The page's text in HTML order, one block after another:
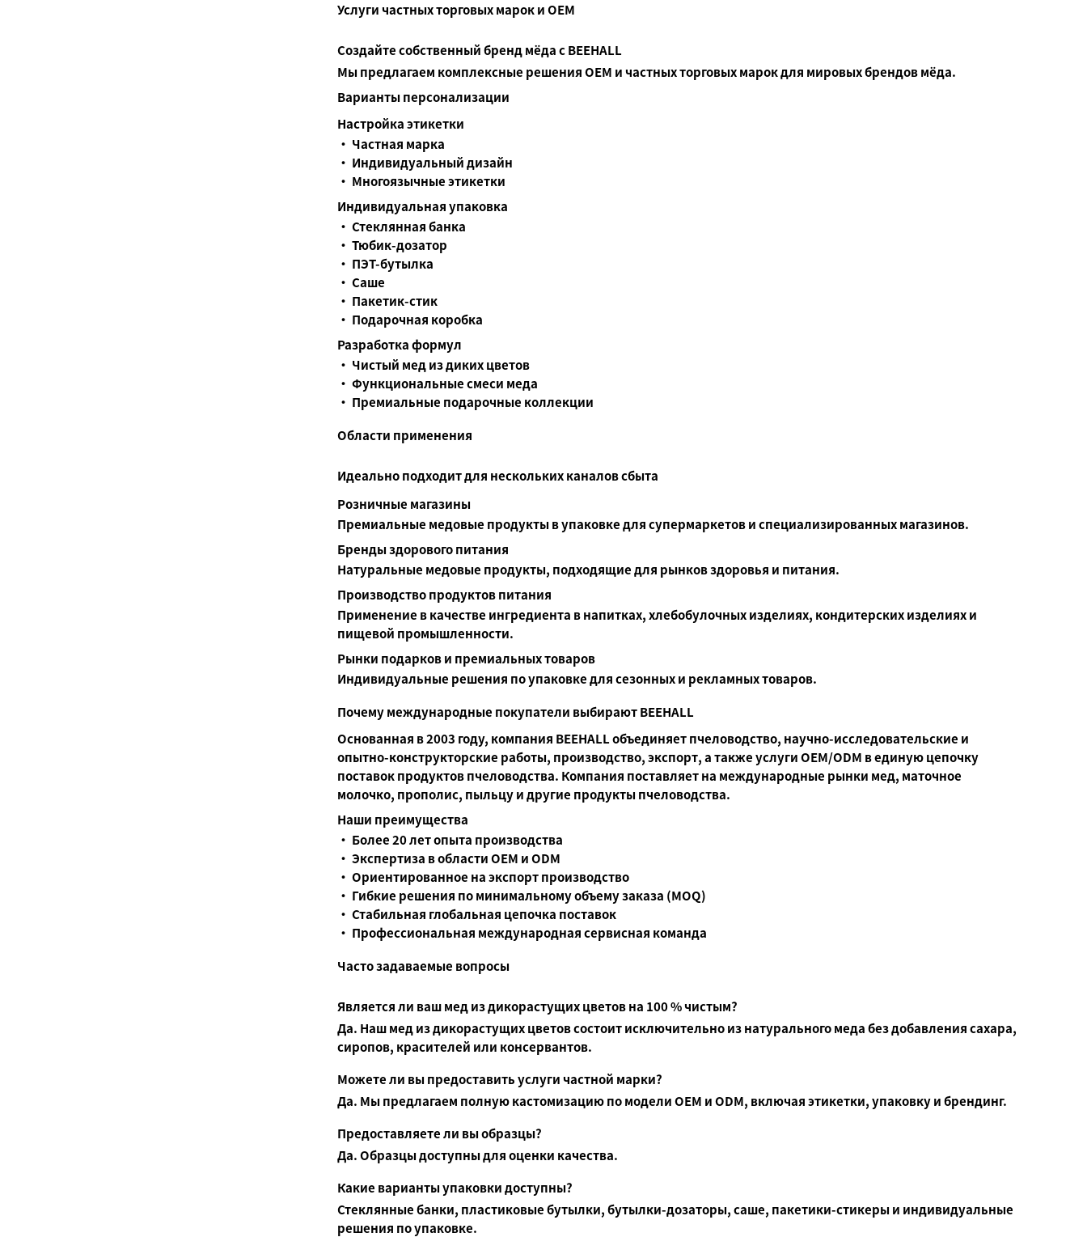
Услуги частных торговых марок и OEM
Создайте собственный бренд мёда с BEEHALL
Мы предлагаем комплексные решения OEM и частных торговых марок для мировых брендов мёда.
Варианты персонализации
Настройка этикетки
• Частная марка
• Индивидуальный дизайн
• Многоязычные этикетки
Индивидуальная упаковка
• Стеклянная банка
• Тюбик-дозатор
• ПЭТ-бутылка
• Саше
• Пакетик-стик
• Подарочная коробка
Разработка формул
• Чистый мед из диких цветов
• Функциональные смеси меда
• Премиальные подарочные коллекции
Области применения
Идеально подходит для нескольких каналов сбыта
Розничные магазины
Премиальные медовые продукты в упаковке для супермаркетов и специализированных магазинов.
Бренды здорового питания
Натуральные медовые продукты, подходящие для рынков здоровья и питания.
Производство продуктов питания
Применение в качестве ингредиента в напитках, хлебобулочных изделиях, кондитерских изделиях и
пищевой промышленности.
Рынки подарков и премиальных товаров
Индивидуальные решения по упаковке для сезонных и рекламных товаров.
Почему международные покупатели выбирают BEEHALL
Основанная в 2003 году, компания BEEHALL объединяет пчеловодство, научно-исследовательские и
опытно-конструкторские работы, производство, экспорт, а также услуги OEM/ODM в единую цепочку
поставок продуктов пчеловодства. Компания поставляет на международные рынки мед, маточное
молочко, прополис, пыльцу и другие продукты пчеловодства.
Наши преимущества
• Более 20 лет опыта производства
• Экспертиза в области OEM и ODM
• Ориентированное на экспорт производство
• Гибкие решения по минимальному объему заказа (MOQ)
• Стабильная глобальная цепочка поставок
• Профессиональная международная сервисная команда
Часто задаваемые вопросы
Является ли ваш мед из дикорастущих цветов на 100 % чистым?
Да. Наш мед из дикорастущих цветов состоит исключительно из натурального меда без добавления сахара,
сиропов, красителей или консервантов.
Можете ли вы предоставить услуги частной марки?
Да. Мы предлагаем полную кастомизацию по модели OEM и ODM, включая этикетки, упаковку и брендинг.
Предоставляете ли вы образцы?
Да. Образцы доступны для оценки качества.
Какие варианты упаковки доступны?
Стеклянные банки, пластиковые бутылки, бутылки-дозаторы, саше, пакетики-стикеры и индивидуальные
решения по упаковке.